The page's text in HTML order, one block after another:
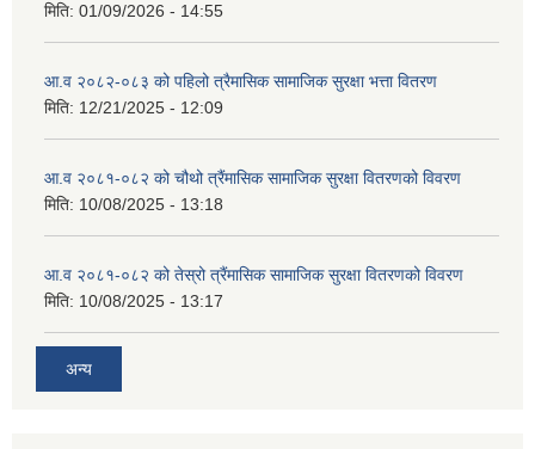
मिति: 01/09/2026 - 14:55
आ.व २०८२-०८३ को पहिलो त्रैमासिक सामाजिक सुरक्षा भत्ता वितरण
मिति: 12/21/2025 - 12:09
आ.व २०८१-०८२ को चौथो त्रैंमासिक सामाजिक सुरक्षा वितरणको विवरण
मिति: 10/08/2025 - 13:18
आ.व २०८१-०८२ को तेस्रो त्रैंमासिक सामाजिक सुरक्षा वितरणको विवरण
मिति: 10/08/2025 - 13:17
अन्य